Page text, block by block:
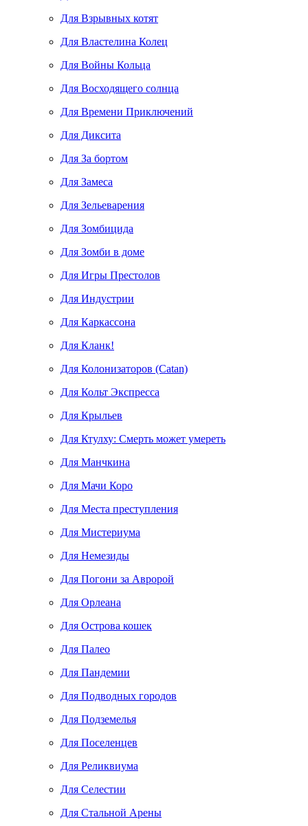
Для Взрывных котят
Для Властелина Колец
Для Войны Кольца
Для Восходящего солнца
Для Времени Приключений
Для Диксита
Для За бортом
Для Замеса
Для Зельеварения
Для Зомбицида
Для Зомби в доме
Для Игры Престолов
Для Индустрии
Для Каркассона
Для Кланк!
Для Колонизаторов (Catan)
Для Кольт Экспресса
Для Крыльев
Для Ктулху: Смерть может умереть
Для Манчкина
Для Мачи Коро
Для Места преступления
Для Мистериума
Для Немезиды
Для Погони за Авророй
Для Орлеана
Для Острова кошек
Для Палео
Для Пандемии
Для Подводных городов
Для Подземелья
Для Поселенцев
Для Реликвиума
Для Селестии
Для Стальной Арены